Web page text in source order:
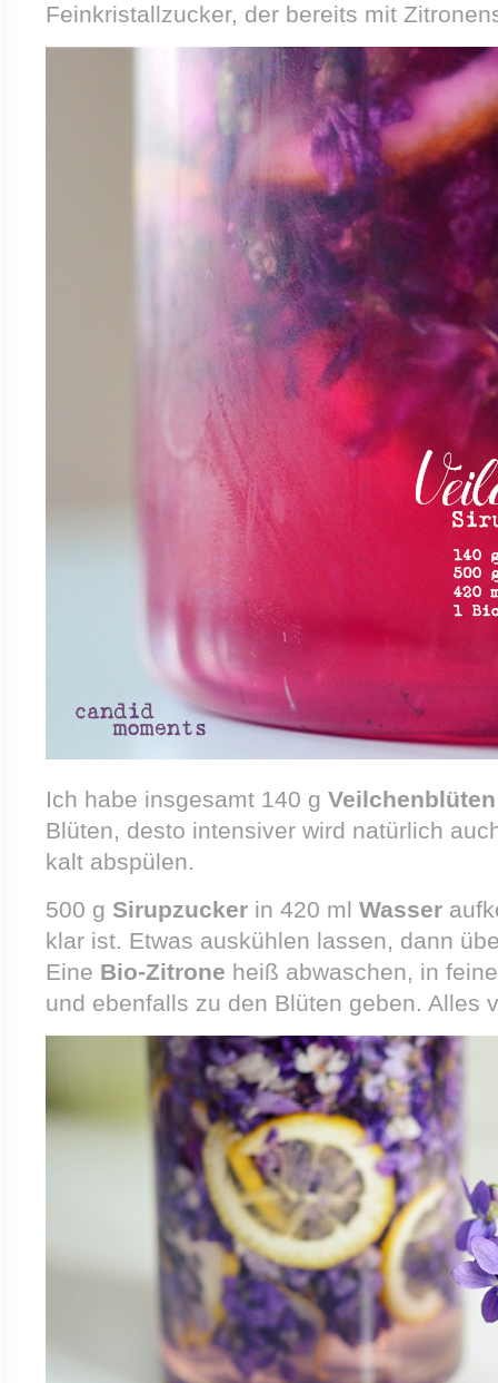
Feinkristallzucker, der bereits mit
Ich habe insgesamt 140 g Veilchenblüten
Blüten, desto intensiver wird natürlich
kalt abspülen.
500 g Sirupzucker in 420 ml Wasser
klar ist. Etwas auskühlen lassen, dann
Eine Bio-Zitrone heiß abwaschen, in
und ebenfalls zu den Blüten geben. Alles